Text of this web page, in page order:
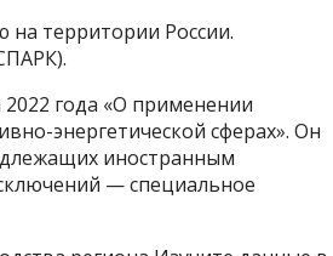
на территории России.
2022 года «О применении
энергетической сферах». Он
иностранным
— специальное